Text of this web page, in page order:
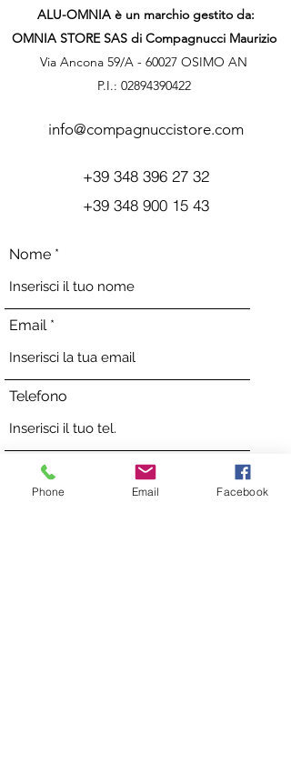
ALU-OMNIA è un marchio gestito da:
OMNIA STORE SAS di Compagnucci Maurizio
Via Ancona 59/A - 60027 OSIMO AN
P.I.: 02894390422
info@compagnuccistore.com
+39 348 396 27 32
+39 348 900 15 43
Nome
Email
Telefono
Indirizzo
Phone Email Facebook